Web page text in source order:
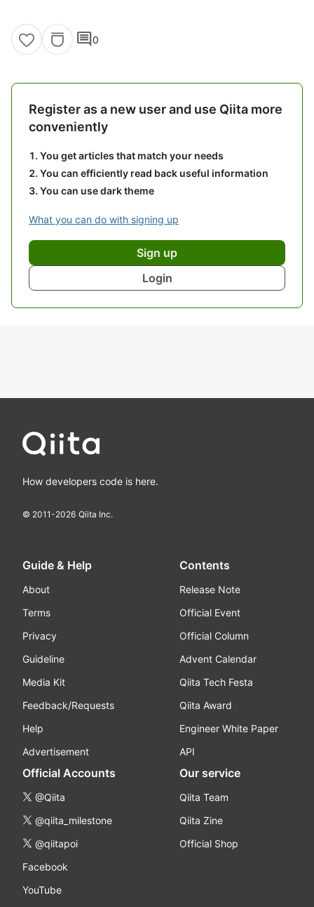
comment0
Register as a new user and use Qiita more
conveniently
You get articles that match your needs
You can efficiently read back useful information
You can use dark theme
What you can do with signing up
Sign up
Login
How developers code is here.
© 2011-2026 Qiita Inc.
Guide & Help
About
Terms
Privacy
Guideline
Media Kit
Feedback/Requests
Help
Advertisement
Contents
Release Note
Official Event
Official Column
Advent Calendar
Qiita Tech Festa
Qiita Award
Engineer White Paper
API
Official Accounts
@Qiita
@qiita_milestone
@qiitapoi
Facebook
YouTube
Our service
Qiita Team
Qiita Zine
Official Shop